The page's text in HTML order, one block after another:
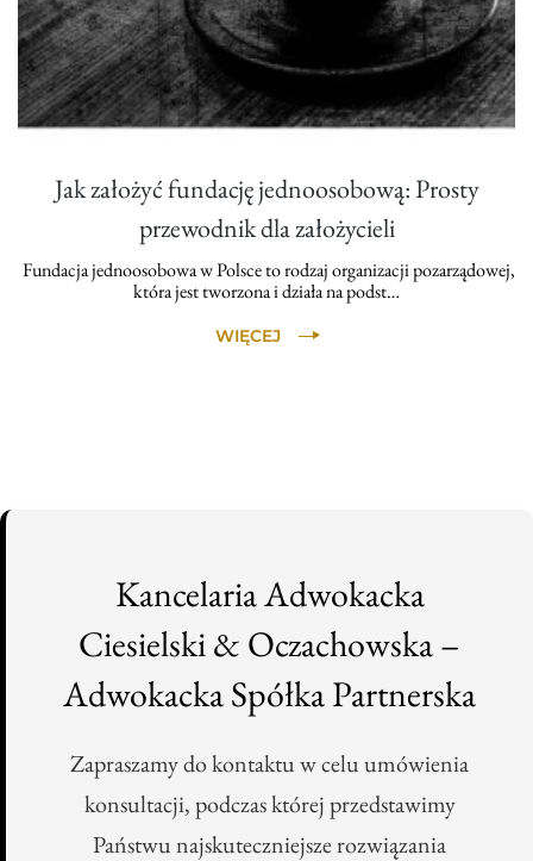
Jak założyć fundację jednoosobową: Prosty
przewodnik dla założycieli
Fundacja jednoosobowa w Polsce to rodzaj organizacji pozarządowej,
która jest tworzona i działa na podst…
WIĘCEJ
Kancelaria Adwokacka
Ciesielski & Oczachowska –
Adwokacka Spółka Partnerska
Zapraszamy do kontaktu w celu umówienia
konsultacji, podczas której przedstawimy
Państwu najskuteczniejsze rozwiązania